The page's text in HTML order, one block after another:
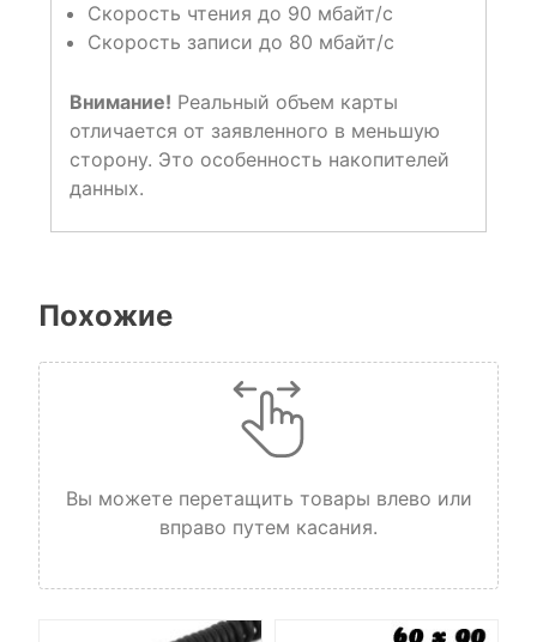
Скорость чтения до 90 мбайт/с
Скорость записи до 80 мбайт/с
Внимание! Реальный объем карты
отличается от заявленного в меньшую
сторону. Это особенность накопителей
данных.
Похожие
Вы можете перетащить товары влево или
вправо путем касания.